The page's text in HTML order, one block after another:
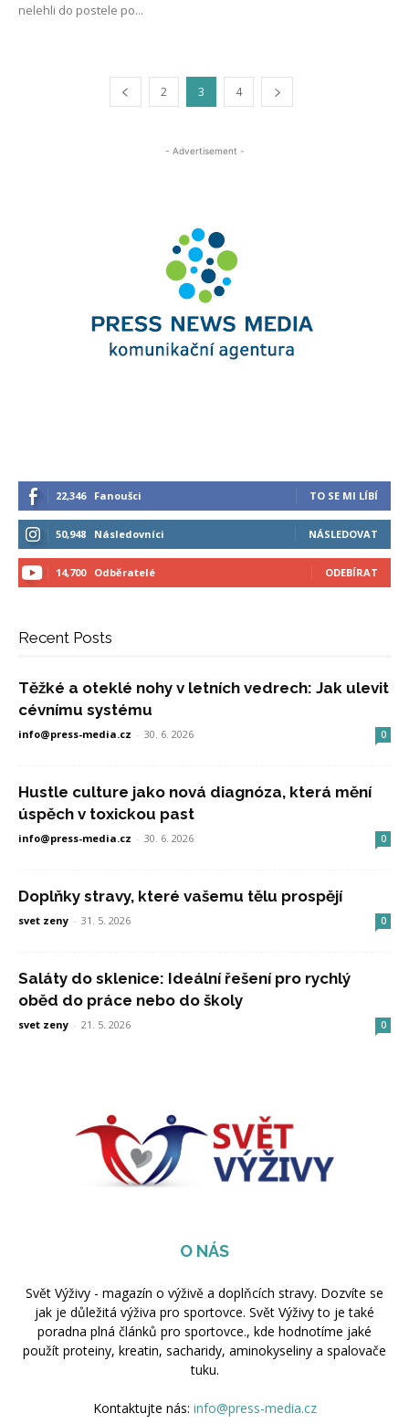
nelehli do postele po...
2 3 4
- Advertisement -
22,346 Fanoušci TO SE MI LÍBÍ
50,948 Následovníci NÁSLEDOVAT
14,700 Odběratelé ODEBÍRAT
Recent Posts
Těžké a oteklé nohy v letních vedrech: Jak ulevit
cévnímu systému
info@press-media.cz - 30. 6. 2026 0
Hustle culture jako nová diagnóza, která mění
úspěch v toxickou past
info@press-media.cz - 30. 6. 2026 0
Doplňky stravy, které vašemu tělu prospějí
svet zeny - 31. 5. 2026 0
Saláty do sklenice: Ideální řešení pro rychlý
oběd do práce nebo do školy
svet zeny - 21. 5. 2026 0
O NÁS
Svět Výživy - magazín o výživě a doplňcích stravy. Dozvíte se
jak je důležitá výživa pro sportovce. Svět Výživy to je také
poradna plná článků pro sportovce., kde hodnotíme jaké
použít proteiny, kreatin, sacharidy, aminokyseliny a spalovače
tuku.
Kontaktujte nás: info@press-media.cz